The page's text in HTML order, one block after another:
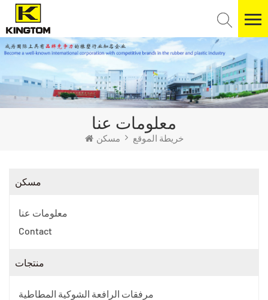
معلومات عنا
مسكن خريطة الموقع
مسكن
معلومات عنا
Contact
منتجات
مرفقات الرافعة الشوكية المطاطية